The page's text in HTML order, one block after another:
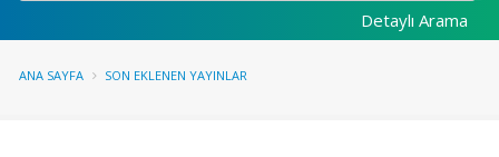
Detaylı Arama
ANA SAYFA SON EKLENEN YAYINLAR